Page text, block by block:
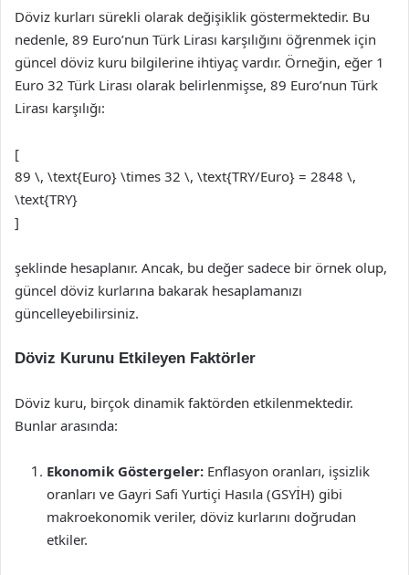
Döviz kurları sürekli olarak değişiklik göstermektedir. Bu
nedenle, 89 Euro’nun Türk Lirası karşılığını öğrenmek için
güncel döviz kuru bilgilerine ihtiyaç vardır. Örneğin, eğer 1
Euro 32 Türk Lirası olarak belirlenmişse, 89 Euro’nun Türk
Lirası karşılığı:
[
89 \, \text{Euro} \times 32 \, \text{TRY/Euro} = 2848 \,
\text{TRY}
]
şeklinde hesaplanır. Ancak, bu değer sadece bir örnek olup,
güncel döviz kurlarına bakarak hesaplamanızı
güncelleyebilirsiniz.
Döviz Kurunu Etkileyen Faktörler
Döviz kuru, birçok dinamik faktörden etkilenmektedir.
Bunlar arasında:
Ekonomik Göstergeler: Enflasyon oranları, işsizlik
oranları ve Gayri Safi Yurtiçi Hasıla (GSYİH) gibi
makroekonomik veriler, döviz kurlarını doğrudan
etkiler.